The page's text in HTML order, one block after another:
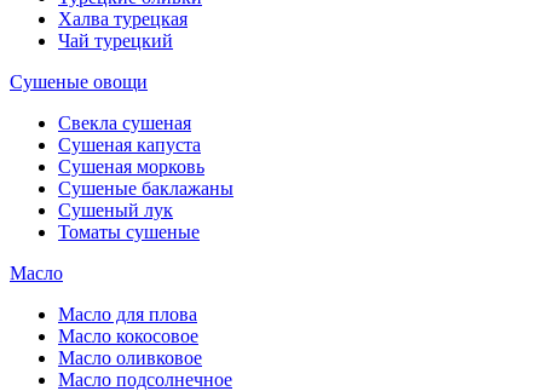
Халва турецкая
Чай турецкий
Сушеные овощи
Свекла сушеная
Сушеная капуста
Сушеная морковь
Сушеные баклажаны
Сушеный лук
Томаты сушеные
Масло
Масло для плова
Масло кокосовое
Масло оливковое
Масло подсолнечное